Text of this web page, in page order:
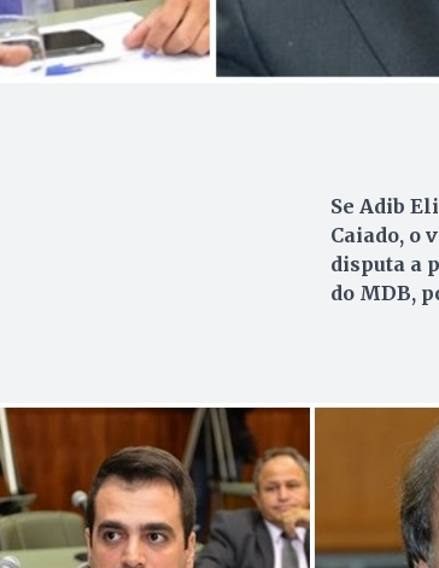
Se Adib
Caiado, o
disputa a
do MDB,